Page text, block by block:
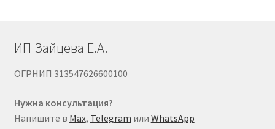
ИП Зайцева Е.А.
ОГРНИП 313547626600100
Нужна консультация?
Напишите в Max, Telegram или WhatsApp